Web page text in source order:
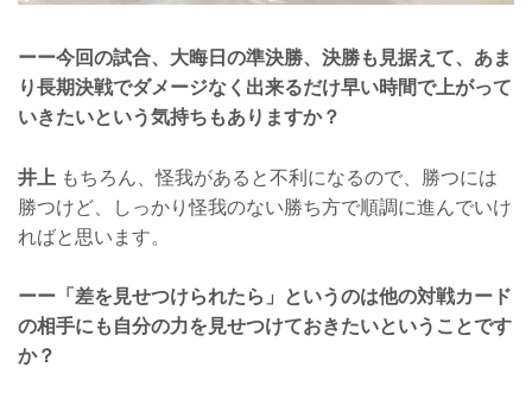
ーー今回の試合、大晦日の準決勝、決勝も見据えて、あま
り長期決戦でダメージなく出来るだけ早い時間で上がって
いきたいという気持ちもありますか？
井上 もちろん、怪我があると不利になるので、勝つには
勝つけど、しっかり怪我のない勝ち方で順調に進んでいけ
ればと思います。
ーー「差を見せつけられたら」というのは他の対戦カード
の相手にも自分の力を見せつけておきたいということです
か？